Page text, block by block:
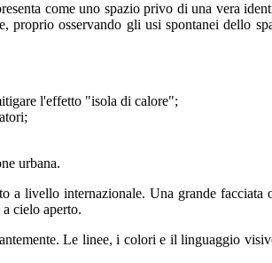
come uno spazio privo di una vera
osservando gli usi spontanei dello
l'effetto "isola di calore";
urbana.
a livello internazionale. Una grande
cielo aperto.
Le linee, i colori e il linguaggio